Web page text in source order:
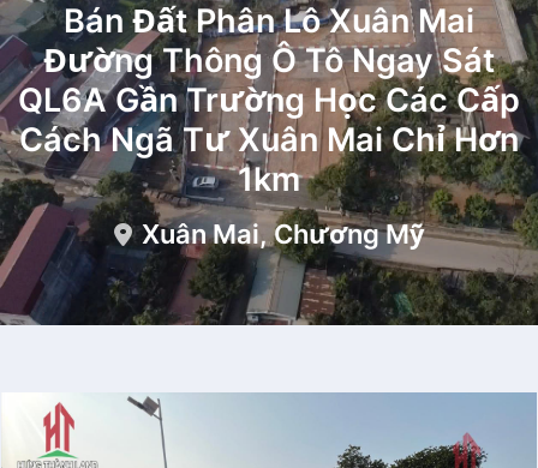
Bán Đất Phân Lô Xuân Mai
Đường Thông Ô Tô Ngay Sát
QL6A Gần Trường Học Các Cấp
Cách Ngã Tư Xuân Mai Chỉ Hơn
1km
Xuân Mai, Chương Mỹ